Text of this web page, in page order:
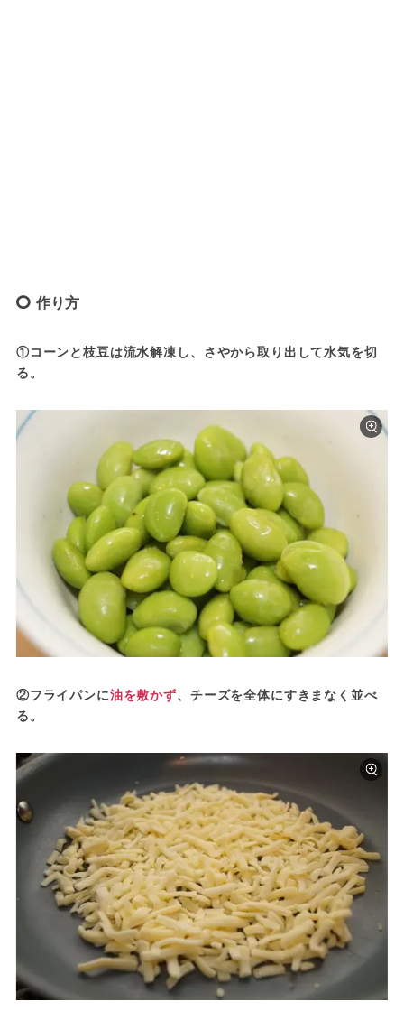
作り方
①コーンと枝豆は流水解凍し、さやから取り出して水気を切
る。
②フライパンに油を敷かず、チーズを全体にすきまなく並べ
る。